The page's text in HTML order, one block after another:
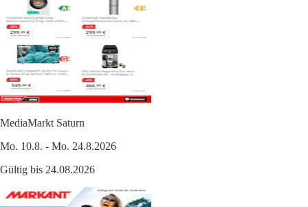
MediaMarkt Saturn
Mo. 10.8. - Mo. 24.8.2026
Gültig bis 24.08.2026